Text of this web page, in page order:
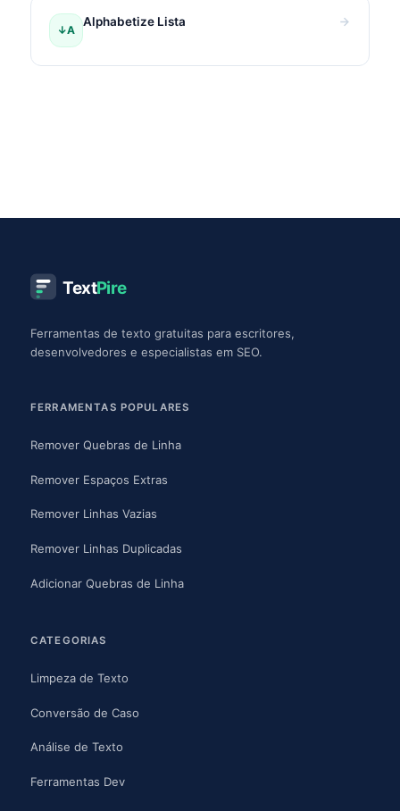
↓A
Alphabetize Lista
TextPire
Ferramentas de texto gratuitas para escritores,
desenvolvedores e especialistas em SEO.
FERRAMENTAS POPULARES
Remover Quebras de Linha
Remover Espaços Extras
Remover Linhas Vazias
Remover Linhas Duplicadas
Adicionar Quebras de Linha
CATEGORIAS
Limpeza de Texto
Conversão de Caso
Análise de Texto
Ferramentas Dev